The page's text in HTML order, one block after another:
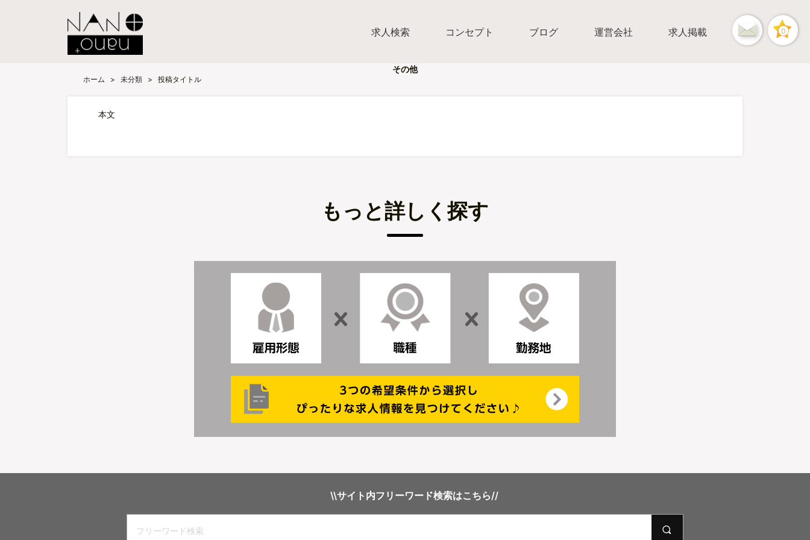
求人検索 コンセプト ブログ 運営会社 求人掲載 0
その他
ホーム > 未分類 > 投稿タイトル
本文
もっと詳しく探す
\\サイト内フリーワード検索はこちら//